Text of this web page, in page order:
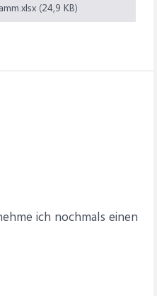
(24,9 KB)
ich nochmals einen